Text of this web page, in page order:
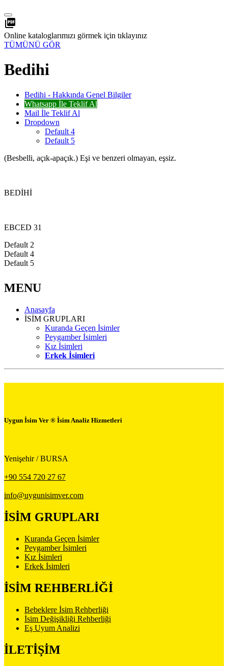
picture_as_pdf
Online kataloglarımızı görmek için tıklayınız
TÜMÜNÜ GÖR
Bedihi
Bedihi - Hakkında Genel Bilgiler
Whatsapp İle Teklif Al
Mail İle Teklif Al
Dropdown
Default 4
Default 5
(Besbelli, açık-apaçık.) Eşi ve benzeri olmayan, eşsiz.
BEDİHİ
EBCED 31
Default 2
Default 4
Default 5
MENU
Anasayfa
İSİM GRUPLARI
Kuranda Geçen İsimler
Peygamber İsimleri
Kız İsimleri
Erkek İsimleri
Uygun İsim Ver ® İsim Analiz Hizmetleri
Yenişehir / BURSA
+90 554 720 27 67
info@uygunisimver.com
İSİM GRUPLARI
Kuranda Geçen İsimler
Peygamber İsimleri
Kız İsimleri
Erkek İsimleri
İSİM REHBERLİĞİ
Bebeklere İsim Rehberliği
İsim Değişikliği Rehberliği
Eş Uyum Analizi
İLETİŞİM